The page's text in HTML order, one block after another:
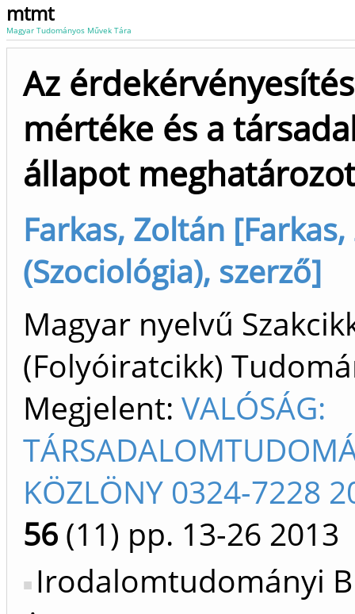
mtmt
Magyar Tudományos Művek Tára
Az érdekérvényesítés
mértéke és a
állapot
Farkas, Zoltán
(Szociológia), szerző]
Magyar nyelvű
(Folyóiratcikk)
Megjelent: VALÓSÁG:
KÖZLÖNY 0324-7228
56 (11) pp. 13-26 2013
Irodalomtudományi